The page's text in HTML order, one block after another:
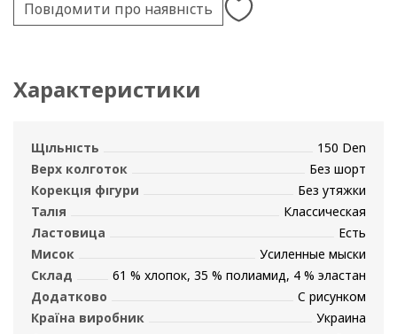
Повідомити про наявність
Характеристики
Щільність
150 Den
Верх колготок
Без шорт
Корекція фігури
Без утяжки
Талія
Классическая
Ластовица
Есть
Мисок
Усиленные мыски
Склад
61 % хлопок, 35 % полиамид, 4 % эластан
Додатково
С рисунком
Країна виробник
Украина